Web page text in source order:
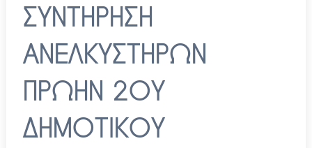
ΣΥΝΤΗΡΗΣΗ
ΑΝΕΛΚΥΣΤΗΡΩΝ
ΠΡΩΗΝ 2ΟΥ
ΔΗΜΟΤΙΚΟΥ